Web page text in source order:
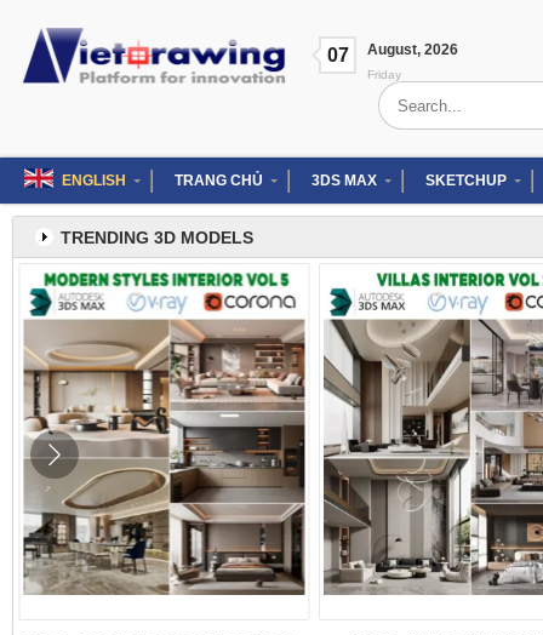
content
07 August, 2026
Friday
Search
for:
ENGLISH TRANG CHỦ 3DS MAX SKETCHUP
TRENDING 3D MODELS